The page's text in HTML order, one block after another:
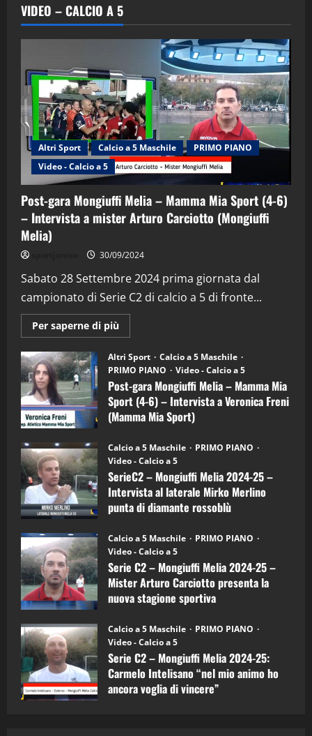
VIDEO – CALCIO A 5
Altri Sport Calcio a 5 Maschile
PRIMO PIANO
Video - Calcio a 5
Post-gara Mongiuffi Melia – Mamma Mia Sport (4-6)
– Intervista a mister Arturo Carciotto (Mongiuffi
Melia)
30/09/2024
Sabato 28 Settembre 2024 prima giornata dal
campionato di Serie C2 di calcio a 5 di fronte...
Per saperne di più
informazioni
Post-
gara
Mongiuffi
Melia
–
Mamma
Mia
Sport
6)
–
Intervista
a
mister
Arturo
Carciotto
(Mongiuffi
Altri Sport
Calcio a 5 Maschile
PRIMO PIANO
Video - Calcio a 5
Post-gara Mongiuffi Melia – Mamma Mia
Sport (4-6) – Intervista a Veronica Freni
(Mamma Mia Sport)
Calcio a 5 Maschile
PRIMO PIANO
Video - Calcio a 5
SerieC2 – Mongiuffi Melia 2024-25 –
Intervista al laterale Mirko Merlino
punta di diamante rossoblù
Calcio a 5 Maschile
PRIMO PIANO
Video - Calcio a 5
Serie C2 – Mongiuffi Melia 2024-25 –
Mister Arturo Carciotto presenta la
nuova stagione sportiva
Calcio a 5 Maschile
PRIMO PIANO
Video - Calcio a 5
Serie C2 – Mongiuffi Melia 2024-25:
Carmelo Intelisano “nel mio animo ho
ancora voglia di vincere”
2
“SportEmpire” in Podcast: 29^ Puntata
(Martedi 28 Aprile 2026)
28/04/2026
3
"SportEmpire" in Podcast
“SportEmpire” in Podcast: 28^ Puntata
(Martedi 21 Aprile 2026)
21/04/2026
4
“SportEmpire” in Podcast: 27^ Puntata
(Martedi 14 Aprile 2026)
15/04/2026
5
“SportEmpire” in Podcast: 26^ Puntata
(Martedi 07 Aprile 2026)
08/04/2026
1
“SportEmpire” in Podcast: 30^ Puntata
(Martedi 05 Maggio 2026)
08/05/2026